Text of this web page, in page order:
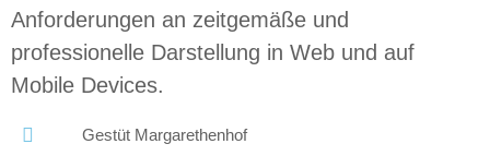
Anforderungen an zeitgemäße und
professionelle Darstellung in Web und auf
Mobile Devices.
Gestüt Margarethenhof